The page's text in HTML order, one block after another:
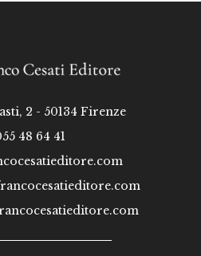
2 - 50134 Firenze
48 64 41